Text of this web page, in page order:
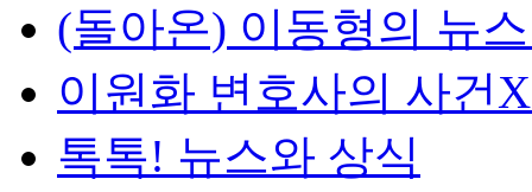
(돌아온) 이동형의 뉴
이원화 변호사의 사건
톡톡! 뉴스와 상식